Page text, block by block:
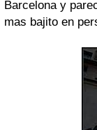
Barcelona y
mas bajito en